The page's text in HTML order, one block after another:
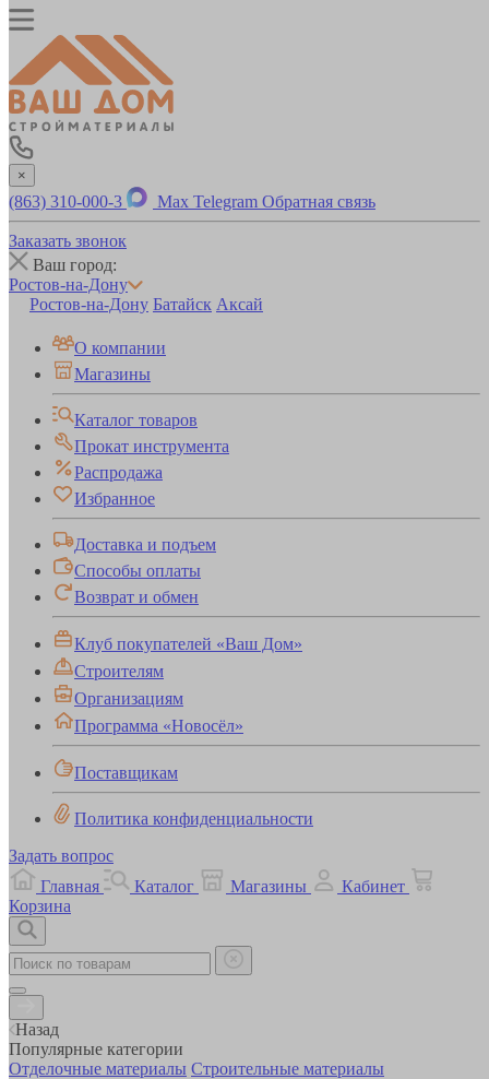
×
(863) 310-000-3 Max Telegram Обратная связь
Заказать звонок
Ваш город:
Ростов-на-Дону
Ростов-на-Дону Батайск Аксай
О компании
Магазины
Каталог товаров
Прокат инструмента
Распродажа
Избранное
Доставка и подъем
Способы оплаты
Возврат и обмен
Клуб покупателей «Ваш Дом»
Строителям
Организациям
Программа «Новосёл»
Поставщикам
Политика конфиденциальности
Задать вопрос
Главная
Каталог Магазины
Кабинет
Корзина
Назад
Популярные категории
Отделочные материалы Строительные материалы